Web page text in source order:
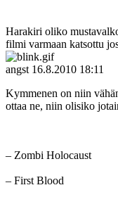
Harakiri oliko
filmi varmaan katsottu
angst 16.8.2010 18:11
Kymmenen on niin
ottaa ne, niin olisiko
– Zombi Holocaust
– First Blood